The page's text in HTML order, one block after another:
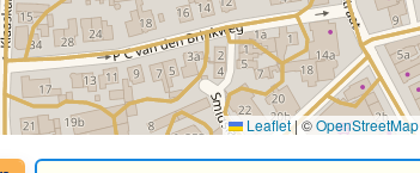
Leaflet|©OpenStreetMap